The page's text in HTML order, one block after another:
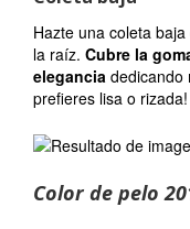
Hazte una coleta
la raíz. Cubre la
elegancia dedicando
prefieres lisa o
Color de pelo